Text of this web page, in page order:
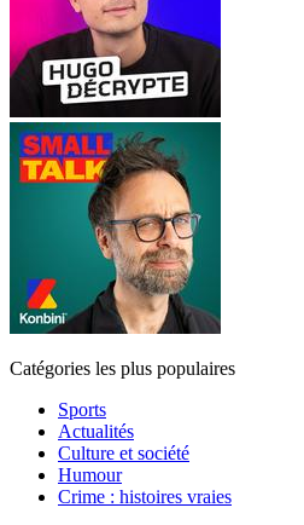
Catégories les plus populaires
Sports
Actualités
Culture et société
Humour
Crime : histoires vraies